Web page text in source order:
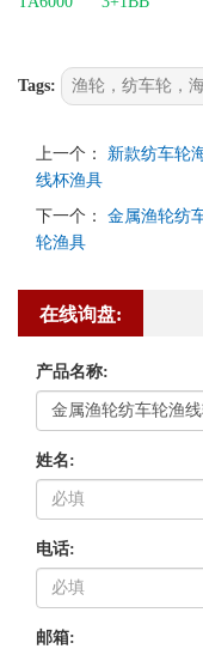
Tags: 渔轮，纺车轮，
上一个：
新款纺车轮
线杯渔具
下一个：
金属渔轮纺
轮渔具
在线询盘:
产品名称:
姓名:
电话:
邮箱: